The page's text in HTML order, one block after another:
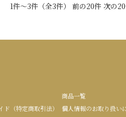
1件～3件（全3件） 前の
商品一覧
ド（特定商取引法）
個人情報のお取り扱い